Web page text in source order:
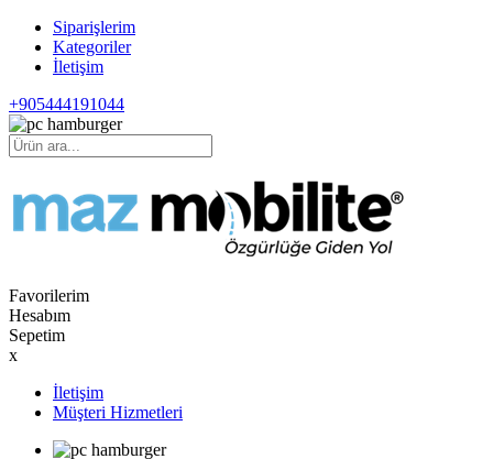
Siparişlerim
Kategoriler
İletişim
+905444191044
Favorilerim
Hesabım
Sepetim
x
İletişim
Müşteri Hizmetleri